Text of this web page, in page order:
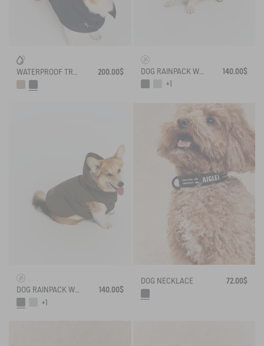
200.00$ DOG RAINPACK WARM - WARM, FOLDABLE, AND WATERPROOF DOG PARKA
140.00$
+1
DOG RAINPACK WARM - WARM, FOLDABLE, AND WATERPROOF DOG PARKA
140.00$
+1
DOG NECKLACE 72.00$